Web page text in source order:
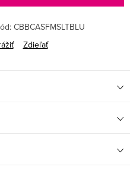
CBBCASFMSLTBLU
Zdieľať